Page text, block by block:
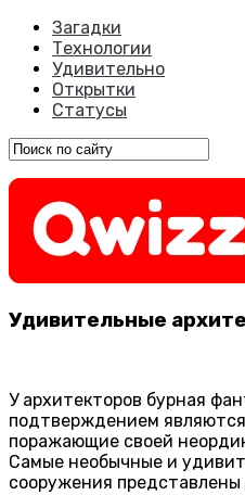
Загадки
Технологии
Удивительно
Открытки
Статусы
Удивительные
У архитекторов бурная
подтверждением
поражающие своей
Самые необычные и
сооружения представлены